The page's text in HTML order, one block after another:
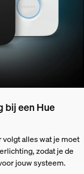
bij een Hue
volgt alles wat je moet
zodat je de
jouw systeem.